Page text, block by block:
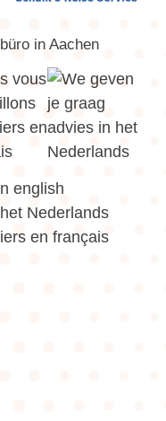
in Aachen
english
Nederlands
en français